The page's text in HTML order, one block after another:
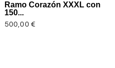
Ramo Corazón XXXL con
150...
Precio
500,00 €